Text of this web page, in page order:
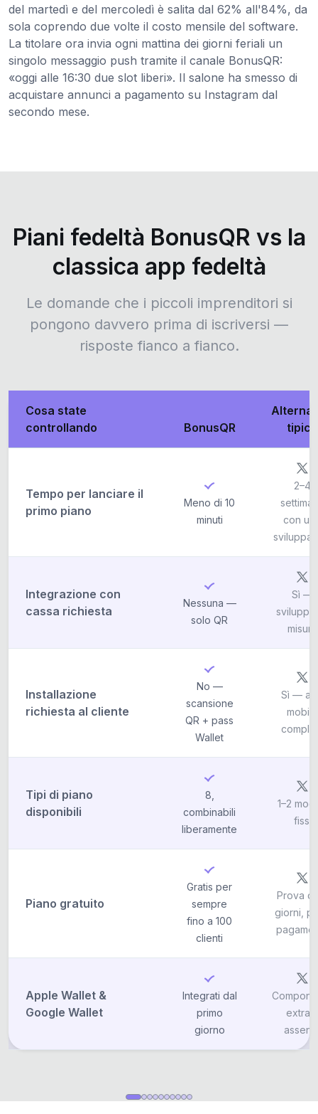
del martedì e del mercoledì è salita dal 62% all'84%, da
sola coprendo due volte il costo mensile del software.
La titolare ora invia ogni mattina dei giorni feriali un
singolo messaggio push tramite il canale BonusQR:
«oggi alle 16:30 due slot liberi». Il salone ha smesso di
acquistare annunci a pagamento su Instagram dal
secondo mese.
Piani fedeltà BonusQR vs la
classica app fedeltà
Le domande che i piccoli imprenditori si
pongono davvero prima di iscriversi —
risposte fianco a fianco.
Cosa state
controllando
BonusQR
tipica
Tempo per lanciare il
primo piano
Meno di 10
minuti
2–4
con
Integrazione con
cassa richiesta
Nessuna —
solo QR
Sì —
sviluppo
misura
Installazione
richiesta al cliente
No —
scansione
QR + pass
Wallet
Sì —
mobile
Tipi di piano
disponibili
8,
combinabili
liberamente
1–2
fissi
Piano gratuito
Gratis per
sempre
fino a 100
clienti
Prova di
giorni,
Apple Wallet &
Google Wallet
Integrati dal
primo
giorno
extra